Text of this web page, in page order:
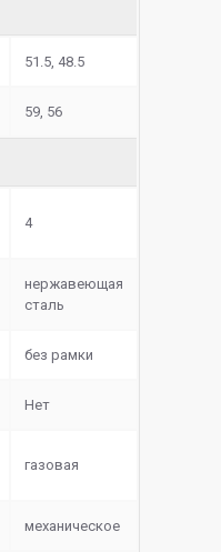
51.5, 48.5
59, 56
4
нержавеющая
сталь
без рамки
Нет
газовая
механическое